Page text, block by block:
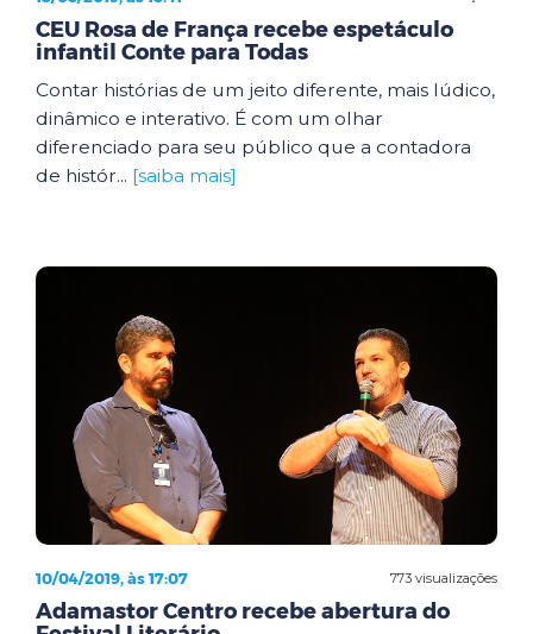
CEU Rosa de França recebe espetáculo
infantil Conte para Todas
Contar histórias de um jeito diferente, mais lúdico,
dinâmico e interativo. É com um olhar
diferenciado para seu público que a contadora
de histór... [saiba mais]
773 visualizações
10/04/2019, às 17:07
Adamastor Centro recebe abertura do